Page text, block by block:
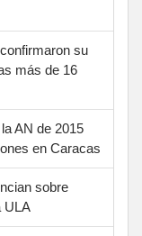
su
más de 16
AN de 2015
en Caracas
sobre
ULA